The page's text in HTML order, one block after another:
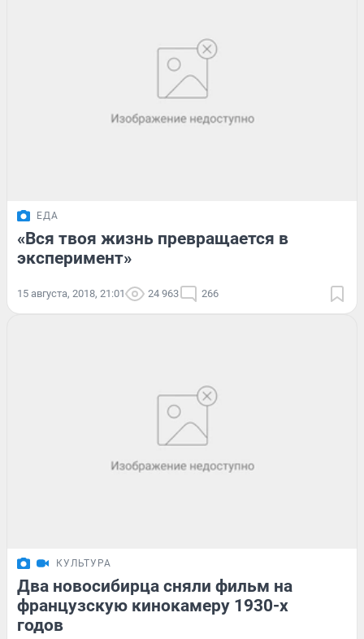
ЕДА
«Вся твоя жизнь превращается в
эксперимент»
15 августа, 2018, 21:01 24 963 266
КУЛЬТУРА
Два новосибирца сняли фильм на
французскую кинокамеру 1930-х
годов